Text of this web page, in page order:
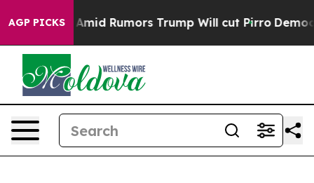
AGP PICKSAmid Rumors Trump Will cut Pirro